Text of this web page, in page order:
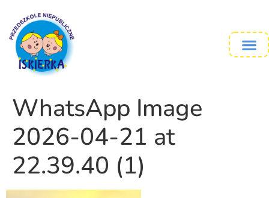
WhatsApp Image
2026-04-21 at
22.39.40 (1)